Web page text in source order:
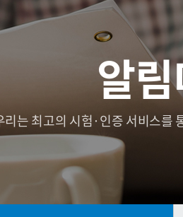
알
리는 최고의 시험·인증 서비스를